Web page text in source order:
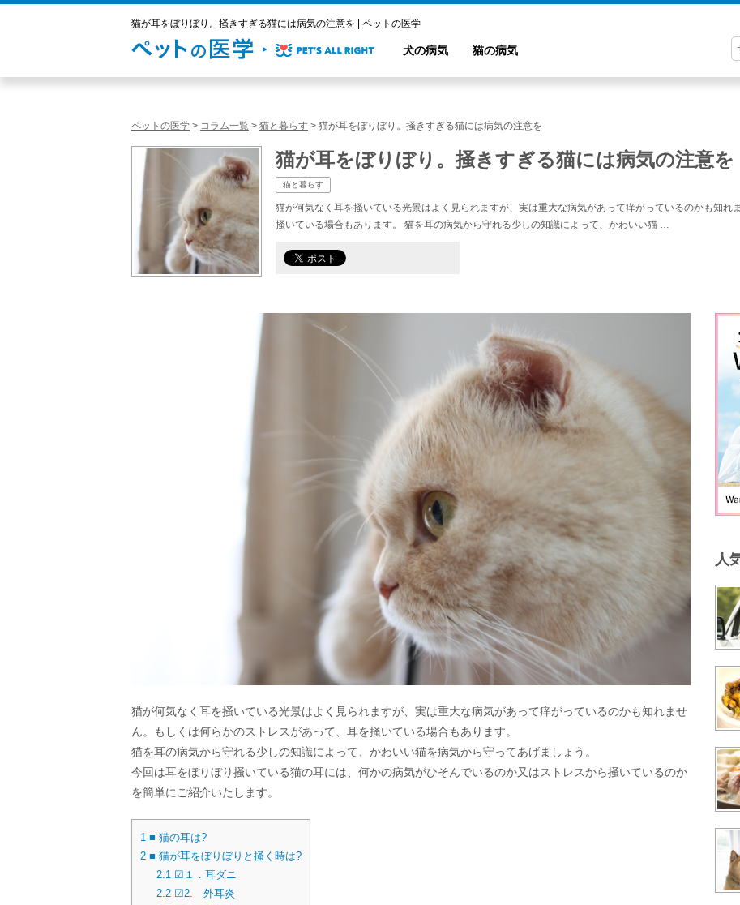
猫が耳をぼりぼり。掻きすぎる猫には病気の注意を | ペットの医学
犬の病気 猫の病気
ペットの医学 > コラム一覧 > 猫と暮らす > 猫が耳をぼりぼり。掻きすぎる猫には病気の注意を
猫が耳をぼりぼり。掻きすぎる猫には病気の注意を
猫と暮らす
猫が何気なく耳を掻いている光景はよく見られますが、実は重大な病気があって痒がっているのかも知れ
掻いている場合もあります。 猫を耳の病気から守れる少しの知識によって、かわいい猫 …
猫が何気なく耳を掻いている光景はよく見られますが、実は重大な病気があって痒がっているのかも知れませ
ん。もしくは何らかのストレスがあって、耳を掻いている場合もあります。
猫を耳の病気から守れる少しの知識によって、かわいい猫を病気から守ってあげましょう。
今回は耳をぼりぼり掻いている猫の耳には、何かの病気がひそんでいるのか又はストレスから掻いているのか
を簡単にご紹介いたします。
1 ■ 猫の耳は?
2 ■ 猫が耳をぼりぼりと掻く時は?
2.1☑︎１．耳ダニ
2.2☑︎2. 外耳炎
人